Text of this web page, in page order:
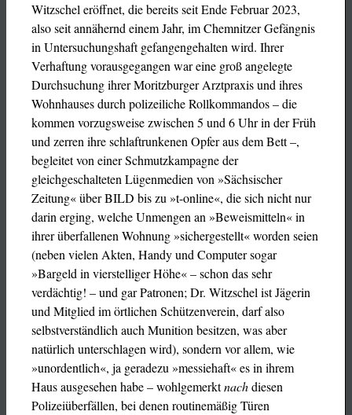
Witzschel eröffnet, die bereits seit Ende Februar 2023,
also seit annähernd einem Jahr, im Chemnitzer Gefängnis
in Untersuchungshaft gefangengehalten wird. Ihrer
Verhaftung vorausgegangen war eine groß angelegte
Durchsuchung ihrer Moritzburger Arztpraxis und ihres
Wohnhauses durch polizeiliche Rollkommandos – die
kommen vorzugsweise zwischen 5 und 6 Uhr in der Früh
und zerren ihre schlaftrunkenen Opfer aus dem Bett –,
begleitet von einer Schmutzkampagne der
gleichgeschalteten Lügenmedien von »Sächsischer
Zeitung« über BILD bis zu »t-online«, die sich nicht nur
darin erging, welche Unmengen an »Beweismitteln« in
ihrer überfallenen Wohnung »sichergestellt« worden seien
(neben vielen Akten, Handy und Computer sogar
»Bargeld in vierstelliger Höhe« – schon das sehr
verdächtig! – und gar Patronen; Dr. Witzschel ist Jägerin
und Mitglied im örtlichen Schützenverein, darf also
selbstverständlich auch Munition besitzen, was aber
natürlich unterschlagen wird), sondern vor allem, wie
»unordentlich«, ja geradezu »messiehaft« es in ihrem
Haus ausgesehen habe – wohlgemerktnachdiesen
Polizeiüberfällen, bei denen routinemäßig Türen